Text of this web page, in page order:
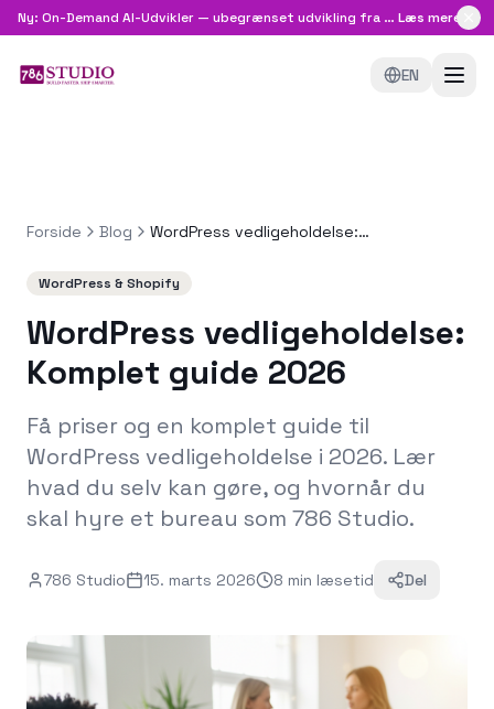
Ny: On-Demand AI-Udvikler — ubegrænset udvikling fra 8.999 kr/md
Læs mere
EN
Forside Blog WordPress vedligeholdelse: Komplet guide 2026
WordPress & Shopify
WordPress vedligeholdelse:
Komplet guide 2026
Få priser og en komplet guide til
WordPress vedligeholdelse i 2026. Lær
hvad du selv kan gøre, og hvornår du
skal hyre et bureau som 786 Studio.
786 Studio 15. marts 2026 8 min læsetid Del